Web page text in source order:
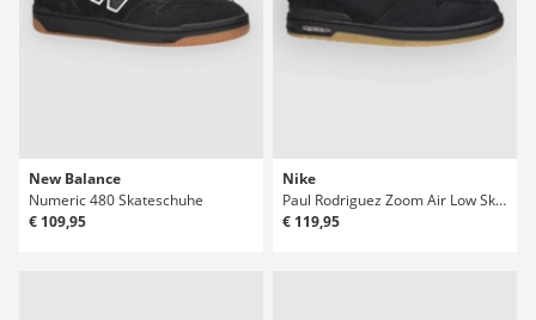
New Balance
Numeric 480 Skateschuhe
€ 109,95
Nike
Paul Rodriguez Zoom Air Low Skateschuhe
€ 119,95